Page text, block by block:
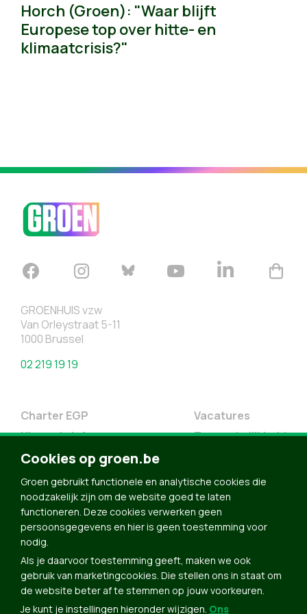
Horch (Groen): "Waar blijft
Europese top over hitte- en
klimaatcrisis?"
GROENHUIS vzw
Van Orleystraat 5-11
1000 Brussel
02 219 19 19
Charter EGP
Nieuwsbrief
Doe Mee
Contact
Groen in je buurt
Meldpunt
Vacatures
Toegankelijkheid
Word lid
Agenda
Bekijk kalender
Cookies op groen.be
Groen gebruikt functionele en analytische cookies die
noodzakelijk zijn om de website goed te laten
functioneren. Deze cookies verwerken geen
persoonsgegevens en hier is geen toestemming voor
nodig.
Als je daarvoor toestemming geeft, maken we ook
gebruik van marketingcookies. Die stellen ons in staat om
de website beter af te stemmen op jouw voorkeuren.
Je kunt je instellingen hieronder wijzigen. Ons